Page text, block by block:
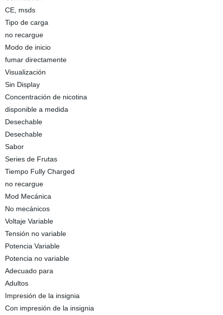
CE, msds
Tipo de carga
no recargue
Modo de inicio
fumar directamente
Visualización
Sin Display
Concentración de nicotina
disponible a medida
Desechable
Desechable
Sabor
Series de Frutas
Tiempo Fully Charged
no recargue
Mod Mecánica
No mecánicos
Voltaje Variable
Tensión no variable
Potencia Variable
Potencia no variable
Adecuado para
Adultos
Impresión de la insignia
Con impresión de la insignia